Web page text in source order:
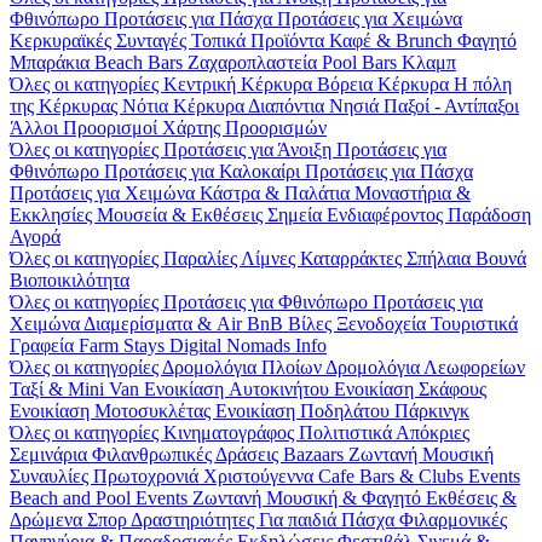
Φθινόπωρο Προτάσεις για Πάσχα Προτάσεις για Χειμώνα
Κερκυραϊκές Συνταγές Τοπικά Προϊόντα Καφέ & Brunch Φαγητό
Μπαράκια Beach Bars Ζαχαροπλαστεία Pool Bars Κλαμπ
Όλες οι κατηγορίες Κεντρική Κέρκυρα Βόρεια Κέρκυρα Η πόλη
της Κέρκυρας Νότια Κέρκυρα Διαπόντια Νησιά Παξοί - Αντίπαξοι
Άλλοι Προορισμοί Χάρτης Προορισμών
Όλες οι κατηγορίες Προτάσεις για Άνοιξη Προτάσεις για
Φθινόπωρο Προτάσεις για Καλοκαίρι Προτάσεις για Πάσχα
Προτάσεις για Χειμώνα Κάστρα & Παλάτια Μοναστήρια &
Εκκλησίες Μουσεία & Εκθέσεις Σημεία Ενδιαφέροντος Παράδοση
Αγορά
Όλες οι κατηγορίες Παραλίες Λίμνες Καταρράκτες Σπήλαια Βουνά
Βιοποικιλότητα
Όλες οι κατηγορίες Προτάσεις για Φθινόπωρο Προτάσεις για
Χειμώνα Διαμερίσματα & Air BnB Βίλες Ξενοδοχεία Τουριστικά
Γραφεία Farm Stays Digital Nomads Info
Όλες οι κατηγορίες Δρομολόγια Πλοίων Δρομολόγια Λεωφορείων
Ταξί & Μini Van Ενοικίαση Aυτοκινήτου Ενοικίαση Σκάφους
Ενοικίαση Μοτοσυκλέτας Ενοικίαση Ποδηλάτου Πάρκινγκ
Όλες οι κατηγορίες Κινηματογράφος Πολιτιστικά Απόκριες
Σεμινάρια Φιλανθρωπικές Δράσεις Bazaars Ζωντανή Μουσική
Συναυλίες Πρωτοχρονιά Χριστούγεννα Cafe Bars & Clubs Events
Beach and Pool Events Ζωντανή Μουσική & Φαγητό Εκθέσεις &
Δρώμενα Σπορ Δραστηριότητες Για παιδιά Πάσχα Φιλαρμονικές